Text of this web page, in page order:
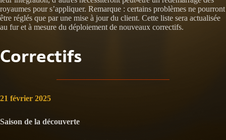
royaumes pour s’appliquer. Remarque : certains problèmes ne pourront
être réglés que par une mise à jour du client. Cette liste sera actualisée
au fur et à mesure du déploiement de nouveaux correctifs.
Correctifs
21 février 2025
Saison de la découverte